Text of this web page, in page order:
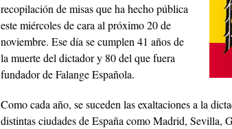
recopilación de misas que ha hecho pública
este miércoles de cara al próximo 20 de
noviembre. Ese día se cumplen 41 años de
la muerte del dictador y 80 del que fuera
fundador de Falange Española.
Como cada año, se suceden las exaltaciones a la
distintas ciudades de España como Madrid, Sevilla,